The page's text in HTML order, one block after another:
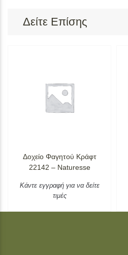
Δείτε Επίσης
Δοχείο Φαγητού Κράφτ
22142 – Naturesse
Κάντε εγγραφή για να δείτε
τιμές